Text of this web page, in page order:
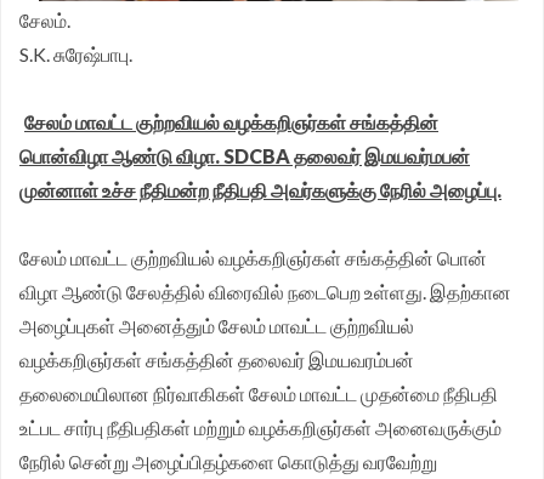
சேலம்.
S.K. சுரேஷ்பாபு.
சேலம் மாவட்ட குற்றவியல் வழக்கறிஞர்கள் சங்கத்தின்
பொன்விழா ஆண்டு விழா. SDCBA தலைவர் இமயவர்மபன்
முன்னாள் உச்ச நீதிமன்ற நீதிபதி அவர்களுக்கு நேரில் அழைப்பு.
சேலம் மாவட்ட குற்றவியல் வழக்கறிஞர்கள் சங்கத்தின் பொன்
விழா ஆண்டு சேலத்தில் விரைவில் நடைபெற உள்ளது. இதற்கான
அழைப்புகள் அனைத்தும் சேலம் மாவட்ட குற்றவியல்
வழக்கறிஞர்கள் சங்கத்தின் தலைவர் இமயவரம்பன்
தலைமையிலான நிர்வாகிகள் சேலம் மாவட்ட முதன்மை நீதிபதி
உட்பட சார்பு நீதிபதிகள் மற்றும் வழக்கறிஞர்கள் அனைவருக்கும்
நேரில் சென்று அழைப்பிதழ்களை கொடுத்து வரவேற்று